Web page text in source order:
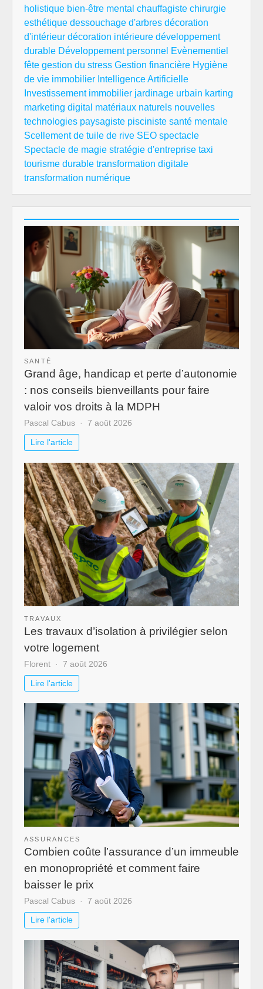
holistique bien-être mental chauffagiste chirurgie
esthétique dessouchage d'arbres décoration
d'intérieur décoration intérieure développement
durable Développement personnel Evènementiel
fête gestion du stress Gestion financière Hygiène
de vie immobilier Intelligence Artificielle
Investissement immobilier jardinage urbain karting
marketing digital matériaux naturels nouvelles
technologies paysagiste pisciniste santé mentale
Scellement de tuile de rive SEO spectacle
Spectacle de magie stratégie d'entreprise taxi
tourisme durable transformation digitale
transformation numérique
SANTÉ
Grand âge, handicap et perte d’autonomie
: nos conseils bienveillants pour faire
valoir vos droits à la MDPH
Pascal Cabus 7 août 2026
Lire l'article
TRAVAUX
Les travaux d’isolation à privilégier selon
votre logement
Florent 7 août 2026
Lire l'article
ASSURANCES
Combien coûte l’assurance d’un immeuble
en monopropriété et comment faire
baisser le prix
Pascal Cabus 7 août 2026
Lire l'article